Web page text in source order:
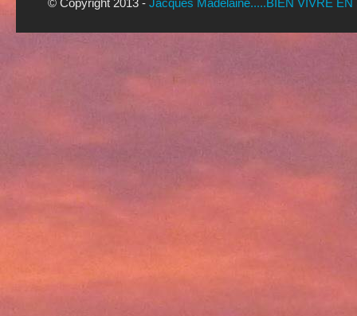
© Copyright 2013 - Jacques Madelaine.....BIEN VIVRE EN